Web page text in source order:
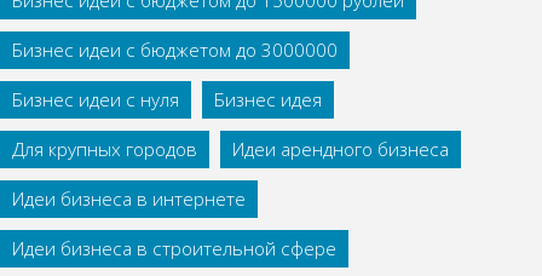
Бизнес идеи с бюджетом до 3000000
Бизнес идеи с нуля
Бизнес идея
Для крупных городов
Идеи арендного бизнеса
Идеи бизнеса в интернете
Идеи бизнеса в строительной сфере